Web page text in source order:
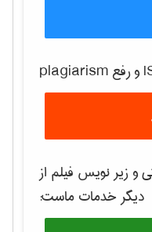
و زیر نویس فیلم از
دیگر خدمات ماست: